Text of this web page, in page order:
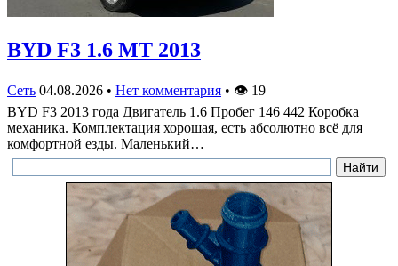
BYD F3 1.6 MT 2013
Сеть 04.08.2026 • Нет комментария • 👁 19
BYD F3 2013 года Двигатель 1.6 Пробег 146 442 Коробка
механика. Комплектация хорошая, есть абсолютно всё для
комфортной езды. Маленький…